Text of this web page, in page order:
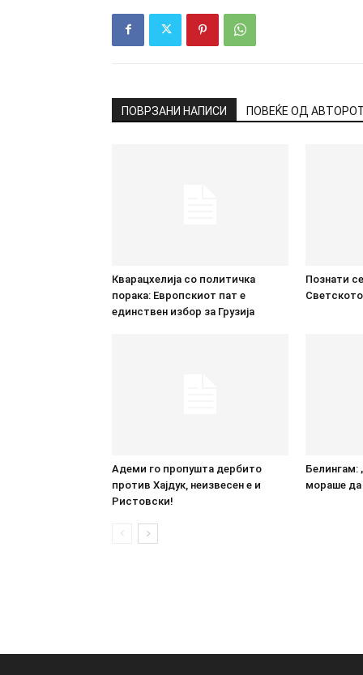
ПОВРЗАНИ НАПИСИ ПОВЕЌЕ ОД
Кварацхелија со политичка
порака: Европскиот пат е
единствен избор за Грузија
Познати
Адеми го пропушта дербито
против Хајдук, неизвесен е и
Ристовски!
Белингам:
мораше да